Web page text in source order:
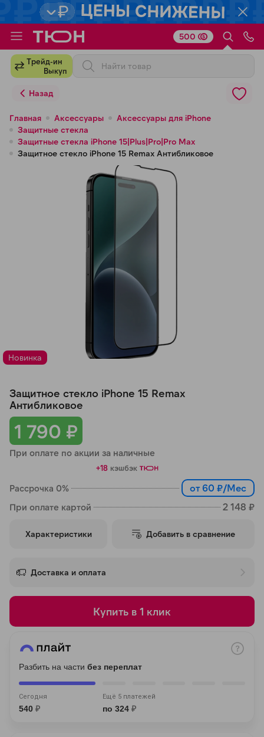
Трейд-ин
Выкуп
500
Назад
Главная Аксессуары
Аксессуары для iPhone
Защитные стекла
Защитные стекла iPhone 15|Plus|Pro|Pro Max
Защитное стекло iPhone 15 Remax Антибликовое
Новинка
1 790 ₽
При оплате по акции за наличные
+18 кэшбэк
Рассрочка 0% от 60 ₽/Мес
При оплате картой 2 148 ₽
Защитное стекло iPhone 15 Remax
Антибликовое
Характеристики Добавить в сравнение
Доставка и оплата
Купить в 1 клик
Разбить на части без переплат
Сегодня
540 ₽
Ещё 5 платежей
по 324 ₽
Для клиентов всех банков
Разбейте
оплатуна части
без переплат
График платежей
Добавляйте товары
25
% картой любого банка
Получайте товар
выбранный способом
Оставшиеся
списыватьсяс вашей карты
каждые 2 недели
об оплате Плайтом
недели
8 800 302-02-51